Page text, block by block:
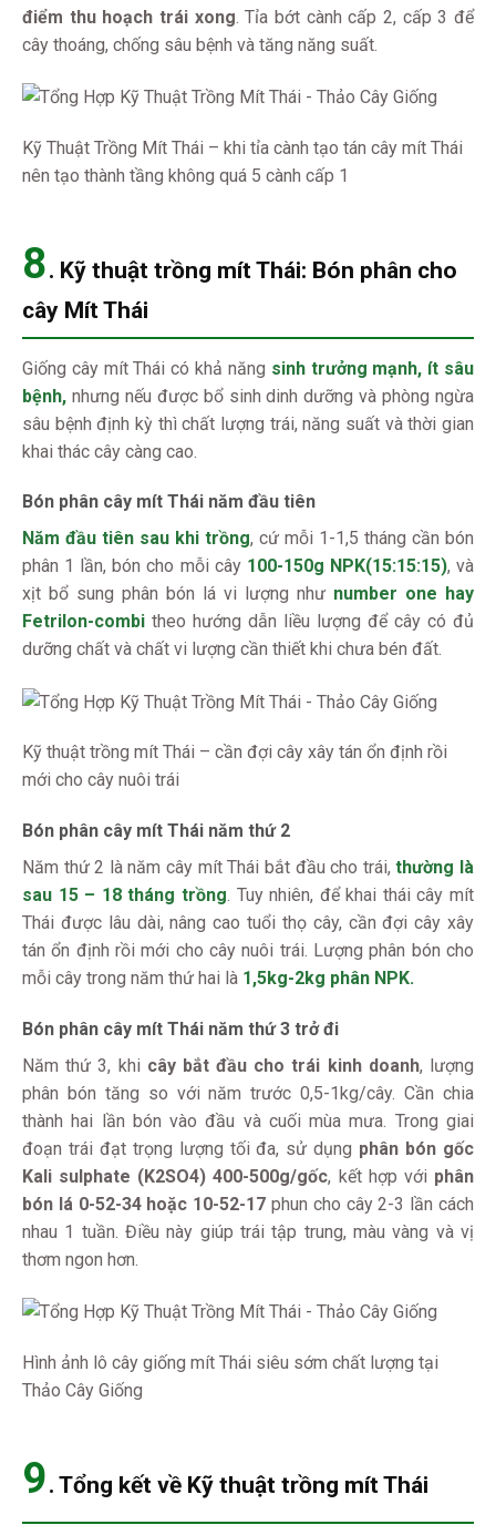
điểm thu hoạch trái xong. Tỉa bớt cành cấp 2, cấp 3 để
cây thoáng, chống sâu bệnh và tăng năng suất.
Kỹ Thuật Trồng Mít Thái – khi tỉa cành tạo tán cây mít Thái
nên tạo thành tầng không quá 5 cành cấp 1
8. Kỹ thuật trồng mít Thái: Bón phân cho
cây Mít Thái
Giống cây mít Thái có khả năng sinh trưởng mạnh, ít sâu
bệnh, nhưng nếu được bổ sinh dinh dưỡng và phòng ngừa
sâu bệnh định kỳ thì chất lượng trái, năng suất và thời gian
khai thác cây càng cao.
Bón phân cây mít Thái năm đầu tiên
Năm đầu tiên sau khi trồng, cứ mỗi 1-1,5 tháng cần bón
phân 1 lần, bón cho mỗi cây 100-150g NPK(15:15:15), và
xịt bổ sung phân bón lá vi lượng như number one hay
Fetrilon-combi theo hướng dẫn liều lượng để cây có đủ
dưỡng chất và chất vi lượng cần thiết khi chưa bén đất.
Kỹ thuật trồng mít Thái – cần đợi cây xây tán ổn định rồi
mới cho cây nuôi trái
Bón phân cây mít Thái năm thứ 2
Năm thứ 2 là năm cây mít Thái bắt đầu cho trái,thường là
sau 15 – 18 tháng trồng. Tuy nhiên, để khai thái cây mít
Thái được lâu dài, nâng cao tuổi thọ cây, cần đợi cây xây
tán ổn định rồi mới cho cây nuôi trái. Lượng phân bón cho
mỗi cây trong năm thứ hai là 1,5kg-2kg phân NPK.
Bón phân cây mít Thái năm thứ 3 trở đi
Năm thứ 3, khi cây bắt đầu cho trái kinh doanh, lượng
phân bón tăng so với năm trước 0,5-1kg/cây. Cần chia
thành hai lần bón vào đầu và cuối mùa mưa. Trong giai
đoạn trái đạt trọng lượng tối đa, sử dụng phân bón gốc
Kali sulphate (K2SO4) 400-500g/gốc, kết hợp với phân
bón lá 0-52-34 hoặc 10-52-17 phun cho cây 2-3 lần cách
nhau 1 tuần. Điều này giúp trái tập trung, màu vàng và vị
thơm ngon hơn.
Hình ảnh lô cây giống mít Thái siêu sớm chất lượng tại
Thảo Cây Giống
9. Tổng kết về Kỹ thuật trồng mít Thái